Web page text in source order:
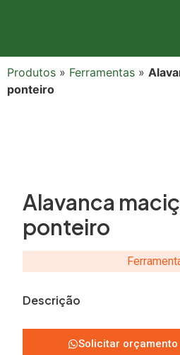
Produtos » Ferramentas »
ponteiro
Alavanca
ponteiro
Descrição
Solicitar orçamento